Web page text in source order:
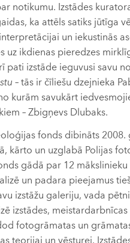
notikumu. Izstādes
ka attēls satiks jūtīga
un iekustinās
uz ikdienas pieredzes
pati izstāde ieguvusi savu
– tās ir čīliešu dzejnieka
kurām savukārt
– Zbigņevs Dlubaks.
fonds dibināts 2008.
kārto un uzglabā Polijas
gādā par 12
un padara pieejamus
izstāžu galeriju, vada
izstādes, meistardarbnīcas
fotogrāmatas un